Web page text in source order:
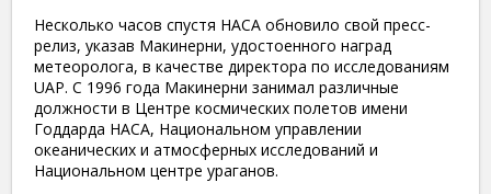
Несколько часов спустя НАСА обновило свой пресс-
релиз, указав Макинерни, удостоенного наград
метеоролога, в качестве директора по исследованиям
UAP. С 1996 года Макинерни занимал различные
должности в Центре космических полетов имени
Годдарда НАСА, Национальном управлении
океанических и атмосферных исследований и
Национальном центре ураганов.